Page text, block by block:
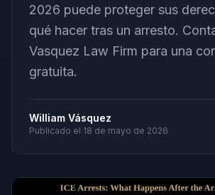
2026 puede proteger sus
qué hacer tras un arresto.
Vasquez Law Firm para una
gratuita.
William Vásquez
Publicado el 18 de mayo de 2026